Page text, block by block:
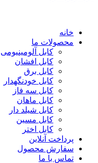
خانه
محصولات ما
کابل آلومینیومی
کابل افشان
کابل برق
کابل خودنگهدار
کابل سه فاز
کابل ماهان
کابل شیلد دار
کابل مسین
کابل اختر
پرداخت آنلاین
سفارش محصول
تماس با ما